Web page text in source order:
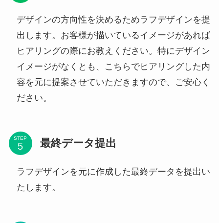
デザインの方向性を決めるためラフデザインを提
出します。お客様が描いているイメージがあれば
ヒアリングの際にお教えください。特にデザイン
イメージがなくとも、こちらでヒアリングした内
容を元に提案させていただきますので、ご安心く
ださい。
STEP 最終データ提出
ラフデザインを元に作成した最終データを提出い
たします。